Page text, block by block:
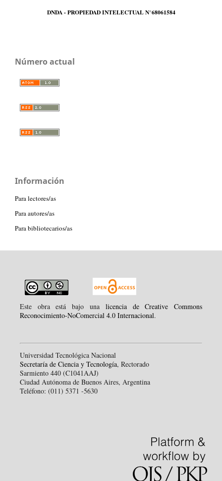
DNDA - PROPIEDAD INTELECTUAL N°68061584
Número actual
Información
Para lectores/as
Para autores/as
Para bibliotecarios/as
Este obra está bajo una licencia de Creative Commons
Reconocimiento-NoComercial 4.0 Internacional.
Universidad Tecnológica Nacional
Secretaría de Ciencia y Tecnología, Rectorado
Sarmiento 440 (C1041AAJ)
Ciudad Autónoma de Buenos Aires, Argentina
Teléfono: (011) 5371 -5630